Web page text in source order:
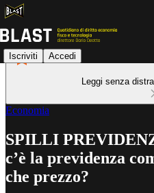
Iscriviti Accedi
Leggi senza
Economia
SPILLI
c’è la previdenza
che prezzo?